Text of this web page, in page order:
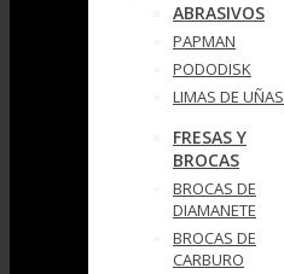
ABRASIVOS
PAPMAN
PODODISK
LIMAS DE UÑAS
FRESAS Y
BROCAS
BROCAS DE
DIAMANETE
BROCAS DE
CARBURO